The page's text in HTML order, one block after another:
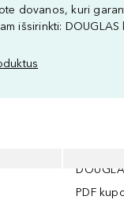
dovanos, kuri
išsirinkti:
PDF